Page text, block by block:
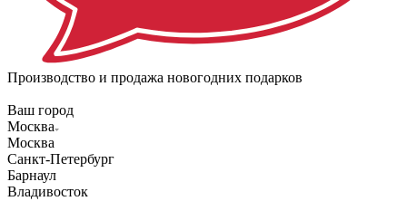
Производство и продажа новогодних подарков
Ваш город
Москва
Москва
Санкт-Петербург
Барнаул
Владивосток